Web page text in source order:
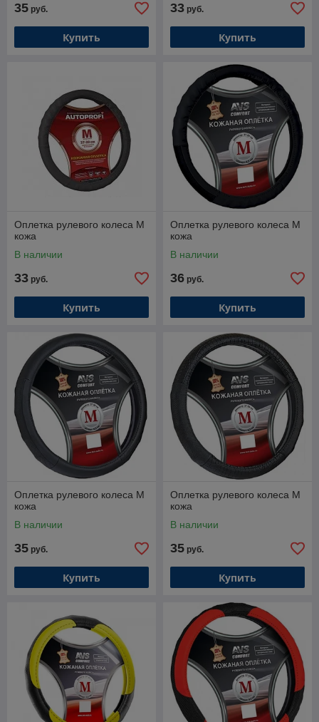
35 руб.
Купить
33 руб.
Купить
Оплетка рулевого колеса M
кожа
В наличии
33 руб.
Купить
Оплетка рулевого колеса M
кожа
В наличии
36 руб.
Купить
Оплетка рулевого колеса M
кожа
В наличии
35 руб.
Купить
Оплетка рулевого колеса M
кожа
В наличии
35 руб.
Купить